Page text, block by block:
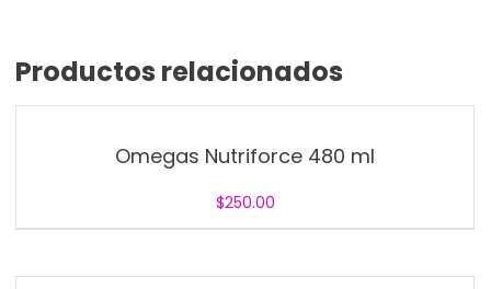
Productos relacionados
Omegas Nutriforce 480 ml
$250.00